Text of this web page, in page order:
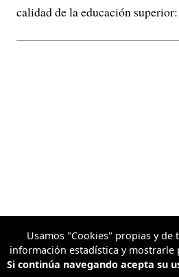
calidad de la educación superior:
Usamos "Cookies" propias y de
información estadística y mostrarle
Si continúa navegando acepta su